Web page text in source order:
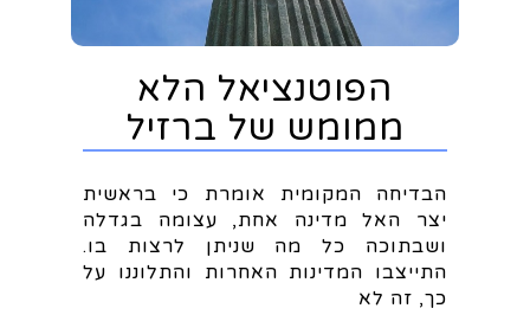
הפוטנציאל הלא
ממומש של ברזיל
הבדיחה המקומית אומרת כי בראשית
יצר האל מדינה אחת, עצומה בגדלה
ושבתוכה כל מה שניתן לרצות בו.
התייצבו המדינות האחרות והתלוננו על
כך, זה לא